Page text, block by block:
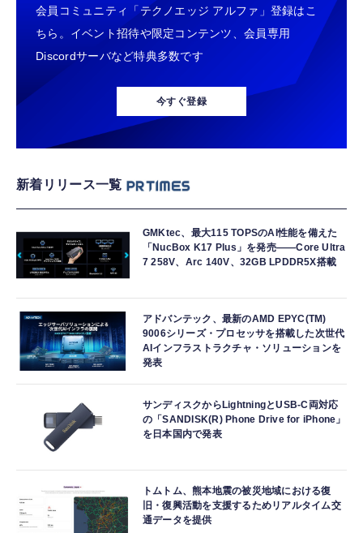
会員コミュニティ「テクノエッジ アルファ」登録はこ
ちら。イベント招待や限定コンテンツ、会員専用
Discordサーバなど特典多数です
今すぐ登録
新着リリース一覧
GMKtec、最大115 TOPSのAI性能を備えた
「NucBox K17 Plus」を発売――Core Ultra
7 258V、Arc 140V、32GB LPDDR5X搭載
アドバンテック、最新のAMD EPYC(TM)
9006シリーズ・プロセッサを搭載した次世代
AIインフラストラクチャ・ソリューションを
発表
サンディスクからLightningとUSB-C両対応
の「SANDISK(R) Phone Drive for iPhone」
を日本国内で発表
トムトム、熊本地震の被災地域における復
旧・復興活動を支援するためリアルタイム交
通データを提供